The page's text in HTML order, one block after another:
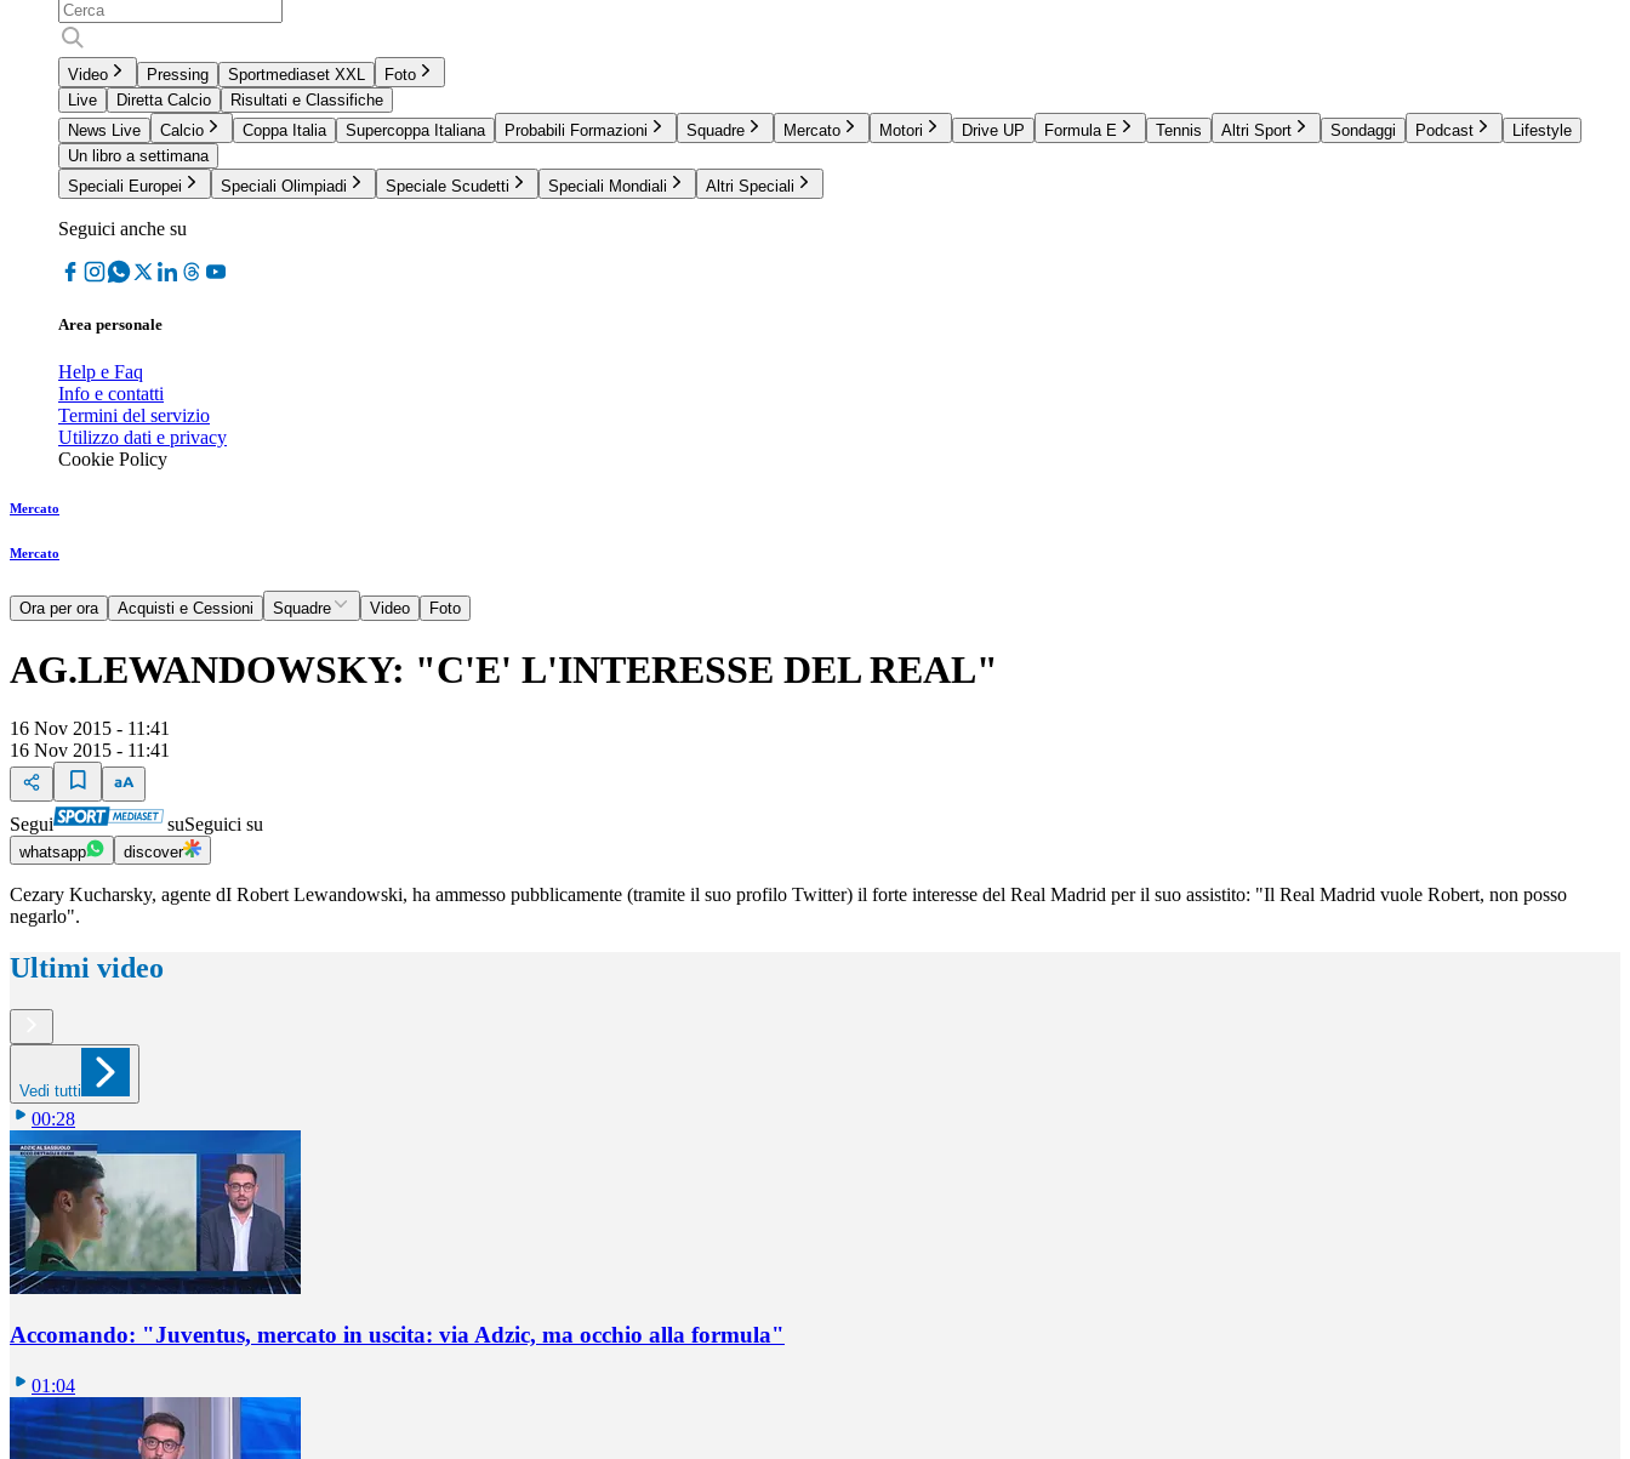
Video Pressing Sportmediaset XXL
Foto
Live
Diretta Calcio
Risultati e Classifiche
News Live
Calcio Coppa Italia Supercoppa Italiana Probabili Formazioni Squadre Mercato Motori Drive UP Formula E Tennis Altri Sport Sondaggi Podcast
Lifestyle
Un libro a settimana
Speciali Europei
Speciali Olimpiadi Speciale Scudetti Speciali Mondiali Altri Speciali
Seguici anche su
Area personale
Help e Faq
Info e contatti
Termini del servizio
Utilizzo dati e privacy
Cookie Policy
Mercato
Mercato
Ora per ora Acquisti e Cessioni Squadre Video Foto
AG.LEWANDOWSKY: "C'E' L'INTERESSE DEL REAL"
16 Nov 2015 - 11:41
16 Nov 2015 - 11:41
Segui suSeguici su
whatsapp discover
Cezary Kucharsky, agente dI Robert Lewandowski, ha ammesso pubblicamente (tramite il suo profilo Twitter) il forte interesse del Real Madrid per il suo assistito: "Il Real Madrid vuole Robert, non posso
negarlo".
Ultimi video
Vedi tutti
00:28
Accomando: "Juventus, mercato in uscita: via Adzic, ma occhio alla formula"
01:04